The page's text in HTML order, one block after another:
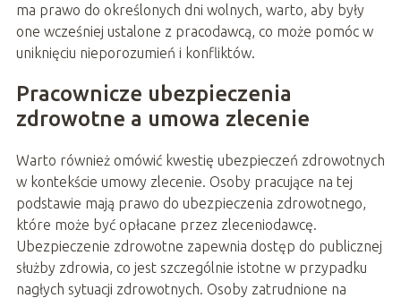
ma prawo do określonych dni wolnych, warto, aby były
one wcześniej ustalone z pracodawcą, co może pomóc w
uniknięciu nieporozumień i konfliktów.
Pracownicze ubezpieczenia
zdrowotne a umowa zlecenie
Warto również omówić kwestię ubezpieczeń zdrowotnych
w kontekście umowy zlecenie. Osoby pracujące na tej
podstawie mają prawo do ubezpieczenia zdrowotnego,
które może być opłacane przez zleceniodawcę.
Ubezpieczenie zdrowotne zapewnia dostęp do publicznej
służby zdrowia, co jest szczególnie istotne w przypadku
nagłych sytuacji zdrowotnych. Osoby zatrudnione na